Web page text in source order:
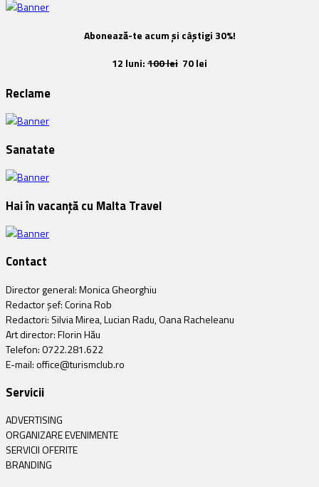
Abonează-te acum și câștigi 30%!
12 luni:100 lei 70 lei
Reclame
Sanatate
Hai în vacanță cu Malta Travel
Contact
Director general: Monica Gheorghiu
Redactor șef: Corina Rob
Redactori: Silvia Mirea, Lucian Radu, Oana Racheleanu
Art director: Florin Hău
Telefon: 0722.281.622
E-mail: office@turismclub.ro
Servicii
ADVERTISING
ORGANIZARE EVENIMENTE
SERVICII OFERITE
BRANDING